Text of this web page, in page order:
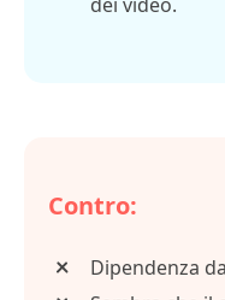
Contro:
Dipendenza